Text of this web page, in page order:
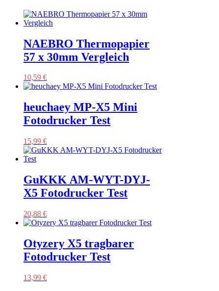
NAEBRO Thermopapier
57 x 30mm Vergleich
10,59 €
heuchaey MP-X5 Mini
Fotodrucker Test
15,99 €
GuKKK AM-WYT-DYJ-
X5 Fotodrucker Test
20,88 €
Otyzery X5 tragbarer
Fotodrucker Test
13,99 €